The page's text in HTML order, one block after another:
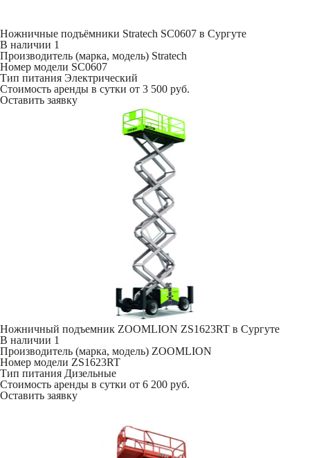
Ножничные подъёмники Stratech SC0607 в Сургуте
В наличии 1
Производитель (марка, модель) Stratech
Номер модели SC0607
Тип питания Электрический
Стоимость аренды в сутки от 3 500 руб.
Оставить заявку
Ножничный подъемник ZOOMLION ZS1623RT в Сургуте
В наличии 1
Производитель (марка, модель) ZOOMLION
Номер модели ZS1623RT
Тип питания Дизельные
Стоимость аренды в сутки от 6 200 руб.
Оставить заявку